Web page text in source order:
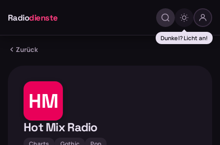
Radiodienste
Dunkel? Licht an!
Zurück
HM
Hot Mix Radio